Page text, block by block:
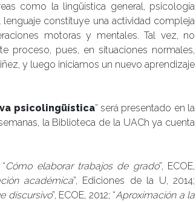
como la lingüística general, psicología
lenguaje constituye una actividad compleja
motoras y mentales. Tal vez, no
proceso, pues, en situaciones normales,
y luego iniciamos un nuevo aprendizaje
psicolingüística” será presentado en la
la Biblioteca de la UACh ya cuenta
Cómo elaborar trabajos de grado”, ECOE,
académica”, Ediciones de la U, 2014;
discursivo”, ECOE, 2012; “Aproximación a la